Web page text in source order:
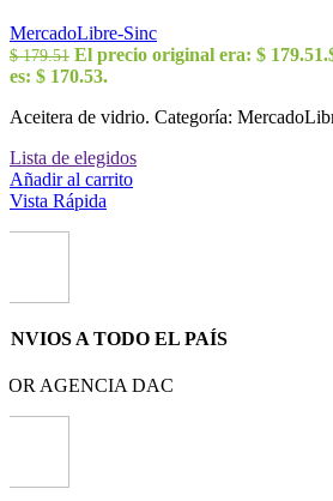
MercadoLibre-Sinc
$179.51 El precio original era: $ 179.51.
es: $ 170.53.
Aceitera de vidrio. Categoría:
Lista de elegidos
Añadir al carrito
Vista Rápida
A TODO EL PAÍS
AGENCIA DAC